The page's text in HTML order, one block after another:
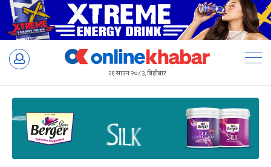
Skip
२१ साउन २०८३, बिहीबार